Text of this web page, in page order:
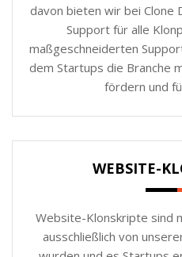
davon bieten wir bei Clone
Support für alle
maßgeschneiderten
dem Startups die Branche
fördern und
WEBSITE-
Website-Klonskripte sind
ausschließlich von